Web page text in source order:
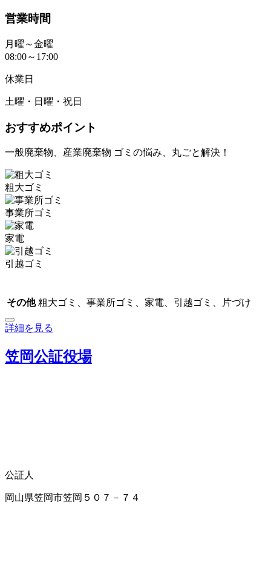
営業時間
月曜～金曜
08:00～17:00
休業日
土曜・日曜・祝日
おすすめポイント
一般廃棄物、産業廃棄物 ゴミの悩み、丸ごと解決！
粗大ゴミ
事業所ゴミ
家電
引越ゴミ
その他 粗大ゴミ、事業所ゴミ、家電、引越ゴミ、片づけ
詳細を見る
笠岡公証役場
公証人
岡山県笠岡市笠岡５０７－７４